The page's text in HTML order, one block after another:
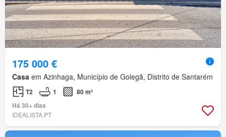
175 000 €
Casa em Azinhaga, Município de Golegã, Distrito de Santarém
T2 1
80 m²
Há 30+ dias
IDEALISTA.PT